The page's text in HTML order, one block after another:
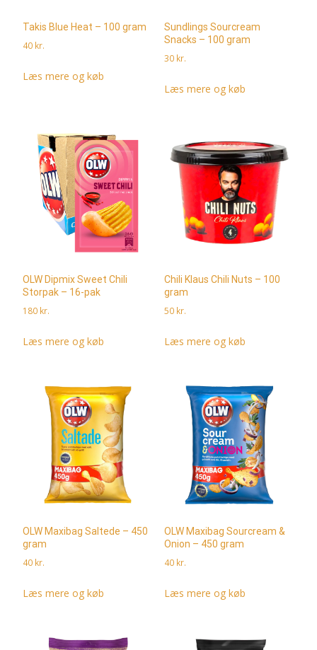
Takis Blue Heat – 100 gram
40 kr.
Læs mere og køb
Sundlings Sourcream
Snacks – 100 gram
30 kr.
Læs mere og køb
OLW Dipmix Sweet Chili
Storpak – 16-pak
180 kr.
Læs mere og køb
Chili Klaus Chili Nuts – 100
gram
50 kr.
Læs mere og køb
OLW Maxibag Saltede – 450
gram
40 kr.
Læs mere og køb
OLW Maxibag Sourcream &
Onion – 450 gram
40 kr.
Læs mere og køb